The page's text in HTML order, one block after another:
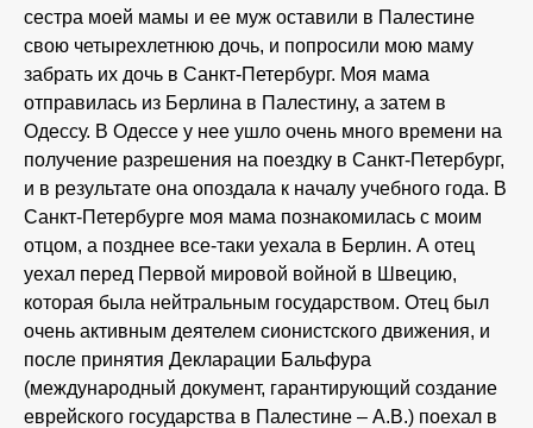
сестра моей мамы и ее муж оставили в Палестине
свою четырехлетнюю дочь, и попросили мою маму
забрать их дочь в Санкт-Петербург. Моя мама
отправилась из Берлина в Палестину, а затем в
Одессу. В Одессе у нее ушло очень много времени на
получение разрешения на поездку в Санкт-Петербург,
и в результате она опоздала к началу учебного года. В
Санкт-Петербурге моя мама познакомилась с моим
отцом, а позднее все-таки уехала в Берлин. А отец
уехал перед Первой мировой войной в Швецию,
которая была нейтральным государством. Отец был
очень активным деятелем сионистского движения, и
после принятия Декларации Бальфура
(международный документ, гарантирующий создание
еврейского государства в Палестине – А.В.) поехал в